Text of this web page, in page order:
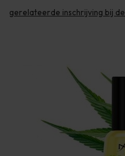
gerelateerde inschrijving bij